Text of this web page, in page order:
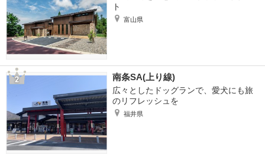
ト
富山県
南条SA(上り線)
広々としたドッグランで、愛犬にも旅
のリフレッシュを
福井県